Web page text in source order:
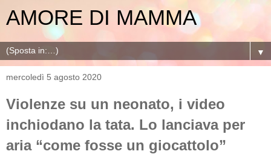
AMORE DI MAMMA
▼
mercoledì 5 agosto 2020
Violenze su un neonato, i video
inchiodano la tata. Lo lanciava per
aria “come fosse un giocattolo”